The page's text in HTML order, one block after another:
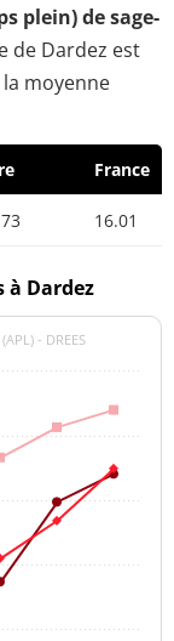
plein) de sage-
de Dardez est
moyenne
France
16.01
à Dardez
- DREES